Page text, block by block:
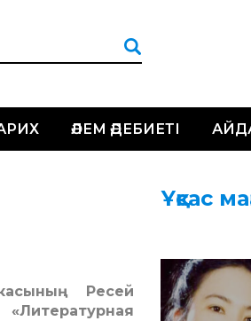
ӘЛЕМ ӘДЕБИЕТІ
Ресей
Ұқсас